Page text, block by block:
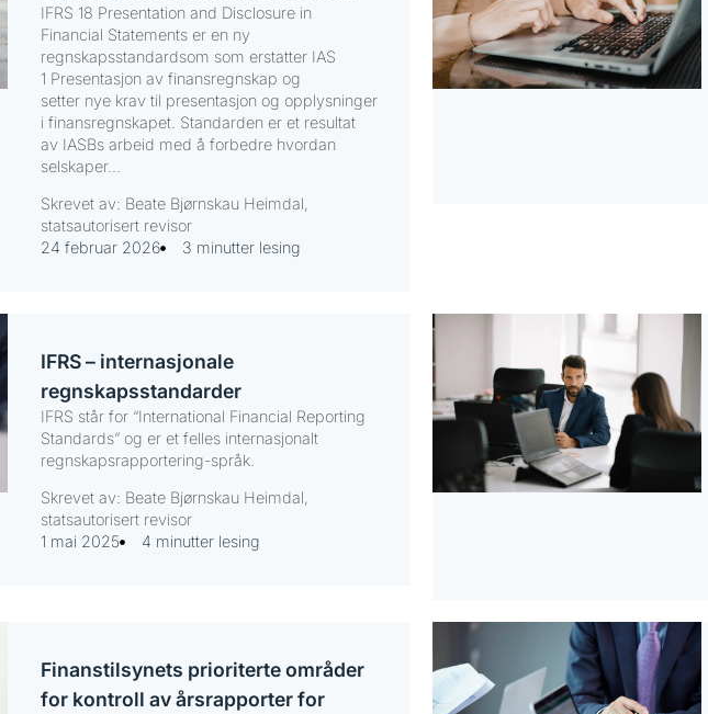
IFRS 18 Presentation and Disclosure in
Financial Statements er en ny
regnskapsstandardsom som erstatter IAS
1 Presentasjon av finansregnskap og
setter nye krav til presentasjon og opplysninger
i finansregnskapet. Standarden er et resultat
av IASBs arbeid med å forbedre hvordan
selskaper...
Skrevet av: Beate Bjørnskau Heimdal,
statsautorisert revisor
24 februar 2026
3 minutter lesing
IFRS – internasjonale
regnskapsstandarder
IFRS står for “International Financial Reporting
Standards” og er et felles internasjonalt
regnskapsrapportering-språk.
Skrevet av: Beate Bjørnskau Heimdal,
statsautorisert revisor
1 mai 2025
4 minutter lesing
Finanstilsynets prioriterte områder
for kontroll av årsrapporter for